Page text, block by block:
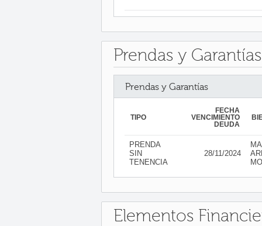
Prendas y Garantías
Prendas y Garantías
TIPO
FECHA
VENCIMIENTO
DEUDA
PRENDA
SIN
TENENCIA
28/11/2024
Elementos